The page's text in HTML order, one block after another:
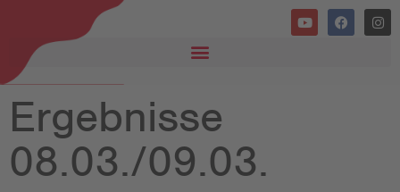
Ergebnisse
08.03./09.03.